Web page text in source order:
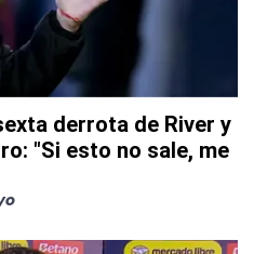
derrota de River y
"Si esto no sale, me